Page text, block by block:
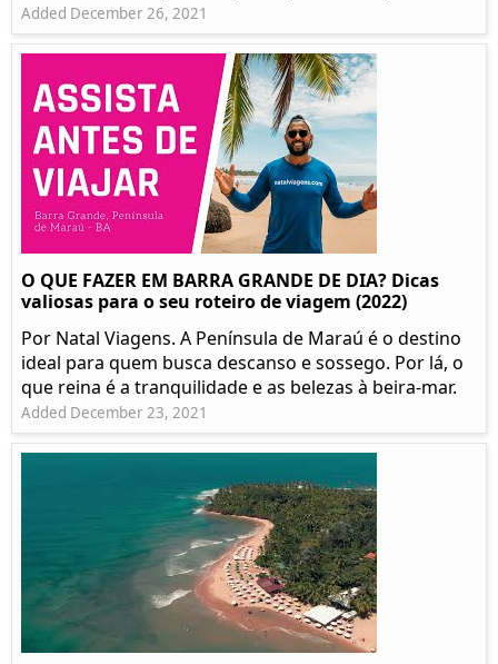
Added December 26, 2021
O QUE FAZER EM BARRA GRANDE DE DIA? Dicas
valiosas para o seu roteiro de viagem (2022)
Por Natal Viagens. A Península de Maraú é o destino
ideal para quem busca descanso e sossego. Por lá, o
que reina é a tranquilidade e as belezas à beira-mar.
Added December 23, 2021